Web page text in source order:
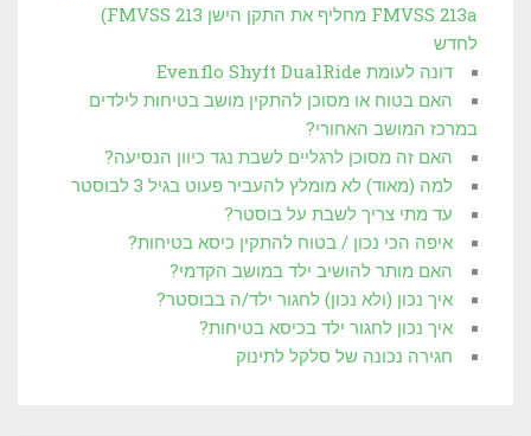
FMVSS 213a מחליף את התקן הישן FMVSS 213)
לחדש
דונה לעומת Evenflo Shyft DualRide
האם בטוח או מסוכן להתקין מושב בטיחות לילדים
במרכז המושב האחורי?
האם זה מסוכן לרגליים לשבת נגד כיוון הנסיעה?
למה (מאוד) לא מומלץ להעביר פעוט בגיל 3 לבוסטר
עד מתי צריך לשבת על בוסטר?
איפה הכי נכון / בטוח להתקין כיסא בטיחות?
האם מותר להושיב ילד במושב הקדמי?
איך נכון (ולא נכון) לחגור ילד/ה בבוסטר?
איך נכון לחגור ילד בכיסא בטיחות?
חגירה נכונה של סלקל לתינוק